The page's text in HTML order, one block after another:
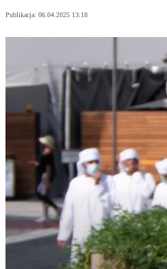
Publikacja: 06.04.2025 13:18